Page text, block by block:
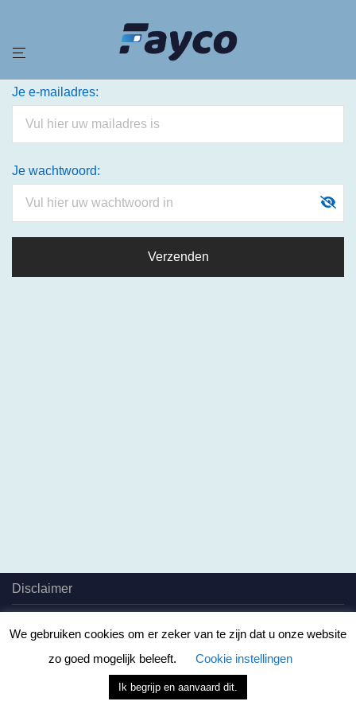
Je e-mailadres:
Je wachtwoord:
Disclaimer
Cookie Policy
Algemene voorwaarden
We gebruiken cookies om er zeker van te zijn dat u onze website
zo goed mogelijk beleeft.
Cookie instellingen
Ik begrijp en aanvaard dit.